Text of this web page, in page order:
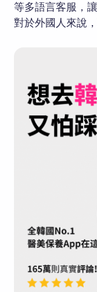
等多語言客服，
對於外國人來說